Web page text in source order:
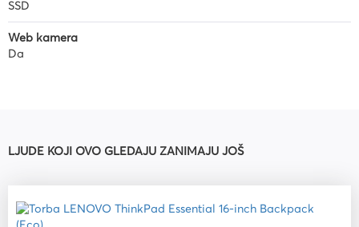
SSD
Web kamera
Da
LJUDE KOJI OVO GLEDAJU ZANIMAJU JOŠ